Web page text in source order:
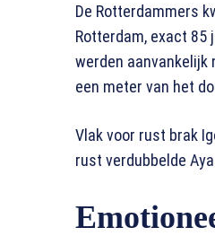
De Rotterdammers
Rotterdam, exact 85
werden aanvankelijk
een meter van het
Vlak voor rust brak
rust verdubbelde